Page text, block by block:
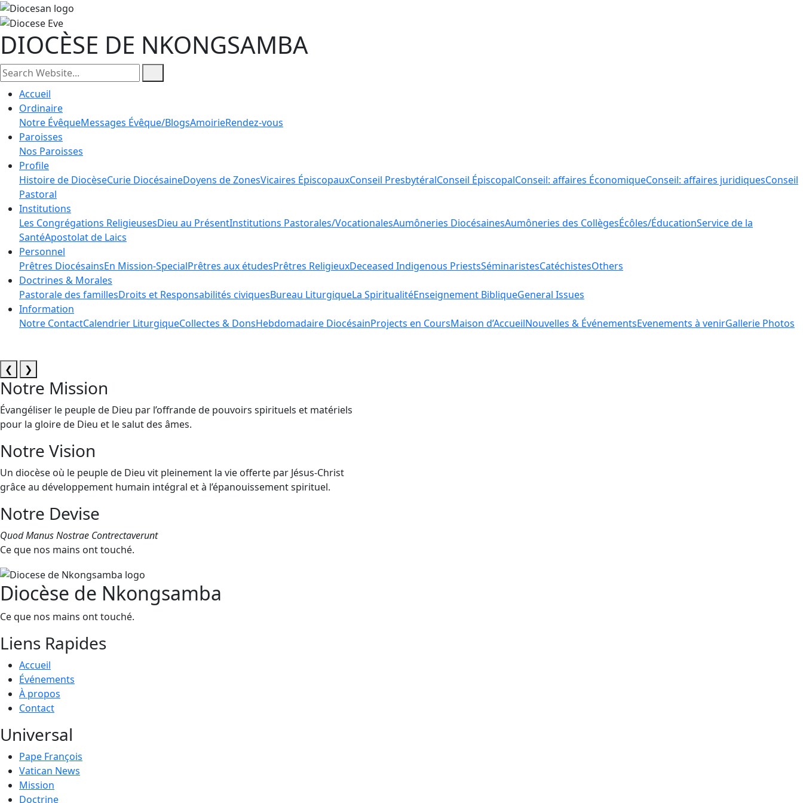
DIOCÈSE DE NKONGSAMBA
Accueil
Ordinaire
Notre ÉvêqueMessages Évêque/BlogsAmoirieRendez-vous
Paroisses
Nos Paroisses
Profile
Histoire de DiocèseCurie DiocésaineDoyens de ZonesVicaires ÉpiscopauxConseil PresbytéralConseil ÉpiscopalConseil: affaires ÉconomiqueConseil: affaires juridiquesConseil
Pastoral
Institutions
Les Congrégations ReligieusesDieu au PrésentInstitutions Pastorales/VocationalesAumôneries DiocésainesAumôneries des CollègesÉcôles/ÉducationService de la
SantéApostolat de Laics
Personnel
Prêtres DiocésainsEn Mission-SpecialPrêtres aux étudesPrêtres ReligieuxDeceased Indigenous PriestsSéminaristesCatéchistesOthers
Doctrines & Morales
Pastorale des famillesDroits et Responsabilités civiquesBureau LiturgiqueLa SpiritualitéEnseignement BibliqueGeneral Issues
Information
Notre ContactCalendrier LiturgiqueCollectes & DonsHebdomadaire DiocésainProjects en CoursMaison d’AccueilNouvelles & ÉvénementsEvenements à venirGallerie Photos
❮ ❯
Notre Mission
Évangéliser le peuple de Dieu par l’offrande de pouvoirs spirituels et matériels
pour la gloire de Dieu et le salut des âmes.
Notre Vision
Un diocèse où le peuple de Dieu vit pleinement la vie offerte par Jésus-Christ
grâce au développement humain intégral et à l’épanouissement spirituel.
Notre Devise
Quod Manus Nostrae Contrectaverunt
Ce que nos mains ont touché.
Diocèse de Nkongsamba
Ce que nos mains ont touché.
Liens Rapides
Accueil
Événements
À propos
Contact
Universal
Pape François
Vatican News
Mission
Doctrine